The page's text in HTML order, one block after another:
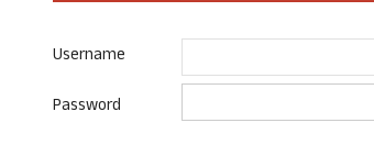
Username
Password